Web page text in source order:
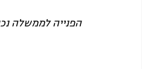
הפנייה לממשלה